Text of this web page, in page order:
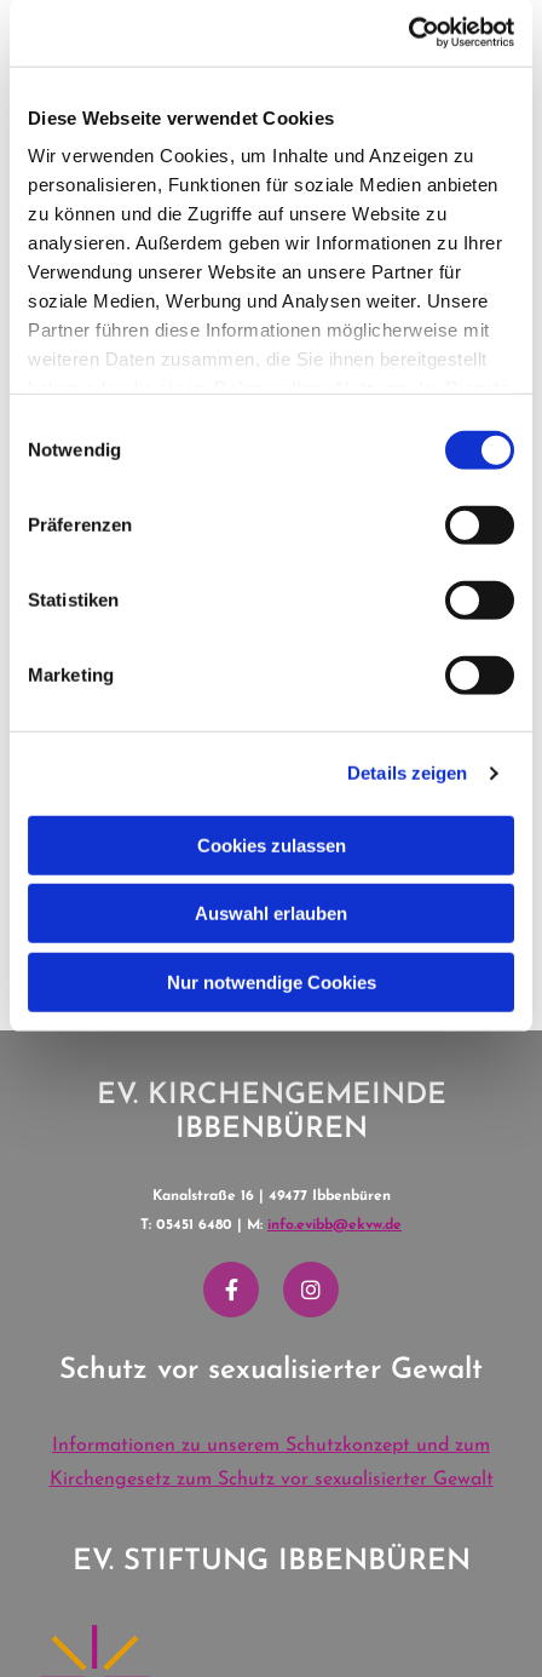
Diese Webseite verwendet Cookies
Wir verwenden Cookies, um Inhalte und Anzeigen zu
personalisieren, Funktionen für soziale Medien anbieten
zu können und die Zugriffe auf unsere Website zu
analysieren. Außerdem geben wir Informationen zu Ihrer
Verwendung unserer Website an unsere Partner für
soziale Medien, Werbung und Analysen weiter. Unsere
Partner führen diese Informationen möglicherweise mit
weiteren Daten zusammen, die Sie ihnen bereitgestellt
Notwendig
Präferenzen
Statistiken
Marketing
Details zeigen
Cookies zulassen
Auswahl erlauben
Nur notwendige Cookies
Dies könnte Sie auch
interessieren
EV. KIRCHENGEMEINDE
IBBENBÜREN
Kanalstraße 16 | 49477 Ibbenbüren
T: 05451 6480 | M: info.evibb@ekvw.de
Schutz vor sexualisierter Gewalt
Informationen zu unserem Schutzkonzept und zum
Kirchengesetz zum Schutz vor sexualisierter Gewalt
EV. STIFTUNG IBBENBÜREN